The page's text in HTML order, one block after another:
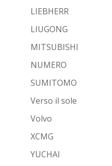
LIEBHERR
LIUGONG
MITSUBISHI
NUMERO
SUMITOMO
Verso il sole
Volvo
XCMG
YUCHAI